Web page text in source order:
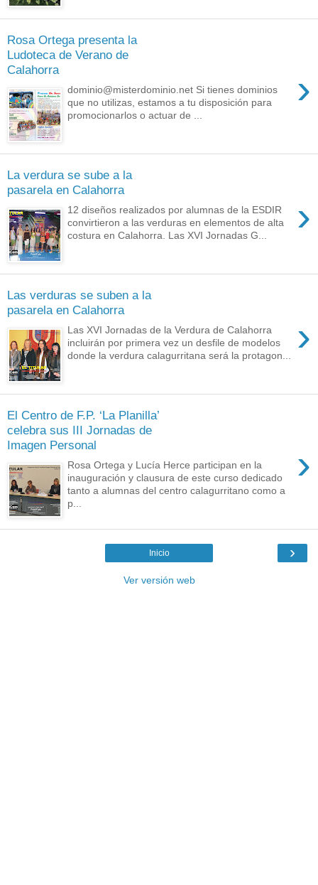
Rosa Ortega presenta la
Ludoteca de Verano de
Calahorra
›
dominio@misterdominio.net Si tienes dominios
que no utilizas, estamos a tu disposición para
promocionarlos o actuar de ...
La verdura se sube a la
pasarela en Calahorra
›
12 diseños realizados por alumnas de la ESDIR
convirtieron a las verduras en elementos de alta
costura en Calahorra. Las XVI Jornadas G...
Las verduras se suben a la
pasarela en Calahorra
›
Las XVI Jornadas de la Verdura de Calahorra
incluirán por primera vez un desfile de modelos
donde la verdura calagurritana será la protagon...
El Centro de F.P. ‘La Planilla’
celebra sus III Jornadas de
Imagen Personal
›
Rosa Ortega y Lucía Herce participan en la
inauguración y clausura de este curso dedicado
tanto a alumnas del centro calagurritano como a
p...
›
Inicio
Ver versión web